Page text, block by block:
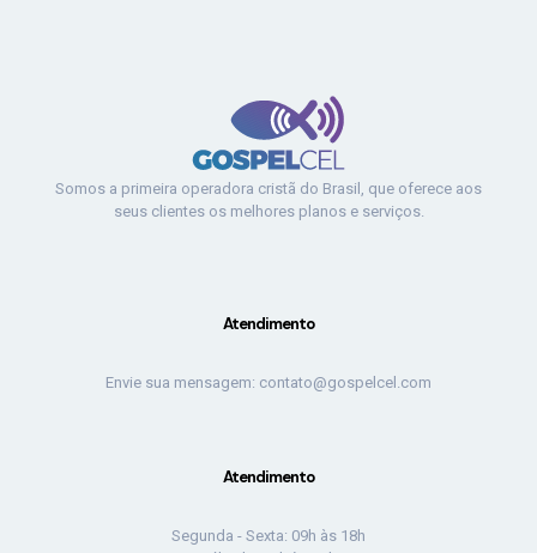
Somos a primeira operadora cristã do Brasil, que oferece aos
seus clientes os melhores planos e serviços.
Atendimento
Envie sua mensagem: contato@gospelcel.com
Atendimento
Segunda - Sexta: 09h às 18h